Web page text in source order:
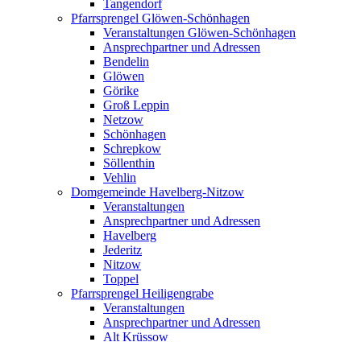
Tangendorf
Pfarrsprengel Glöwen-Schönhagen
Veranstaltungen Glöwen-Schönhagen
Ansprechpartner und Adressen
Bendelin
Glöwen
Görike
Groß Leppin
Netzow
Schönhagen
Schrepkow
Söllenthin
Vehlin
Domgemeinde Havelberg-Nitzow
Veranstaltungen
Ansprechpartner und Adressen
Havelberg
Jederitz
Nitzow
Toppel
Pfarrsprengel Heiligengrabe
Veranstaltungen
Ansprechpartner und Adressen
Alt Krüssow